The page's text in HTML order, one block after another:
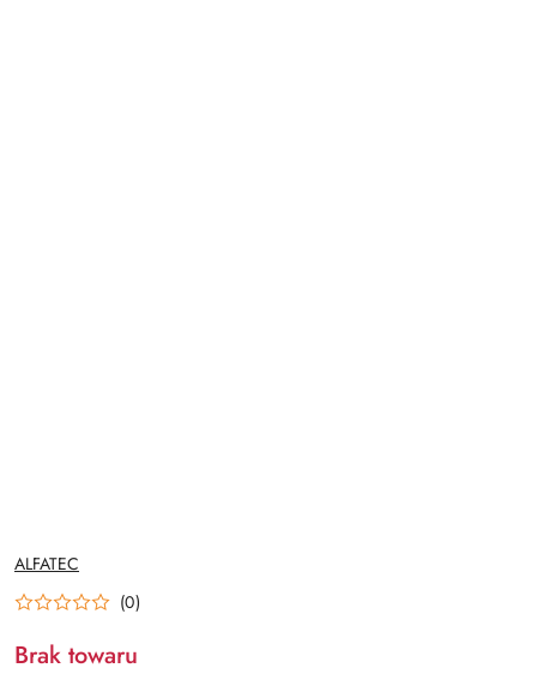
NAZWA
PRODUCENTA:
ALFATEC
(0)
Brak towaru